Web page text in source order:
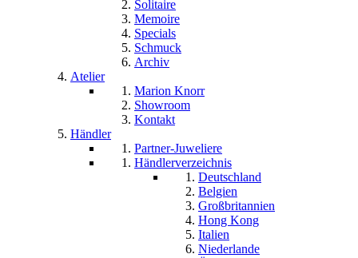
Solitaire
Memoire
Specials
Schmuck
Archiv
Atelier
Marion Knorr
Showroom
Kontakt
Händler
Partner-Juweliere
Händlerverzeichnis
Deutschland
Belgien
Großbritannien
Hong Kong
Italien
Niederlande